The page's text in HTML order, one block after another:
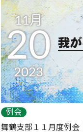
11月
20
2023
例会
舞鶴支部１１月度例会